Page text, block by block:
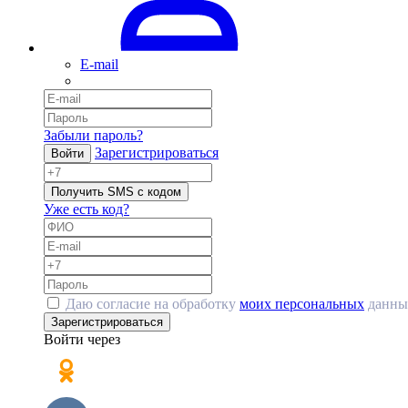
E-mail
Забыли пароль?
Войти Зарегистрироваться
Получить SMS с кодом
Уже есть код?
Даю согласие на обработку моих персональных
Зарегистрироваться
Войти через